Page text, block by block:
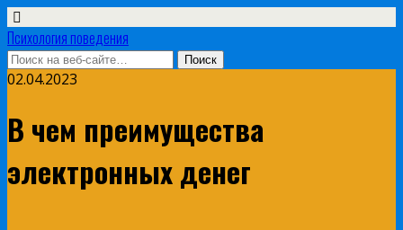
Психология поведения
02.04.2023
В чем преимущества
электронных денег